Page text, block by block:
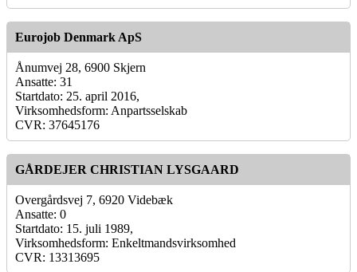
Eurojob Denmark ApS
Ånumvej 28, 6900 Skjern
Ansatte: 31
Startdato: 25. april 2016,
Virksomhedsform: Anpartsselskab
CVR: 37645176
GÅRDEJER CHRISTIAN LYSGAARD
Overgårdsvej 7, 6920 Videbæk
Ansatte: 0
Startdato: 15. juli 1989,
Virksomhedsform: Enkeltmandsvirksomhed
CVR: 13313695